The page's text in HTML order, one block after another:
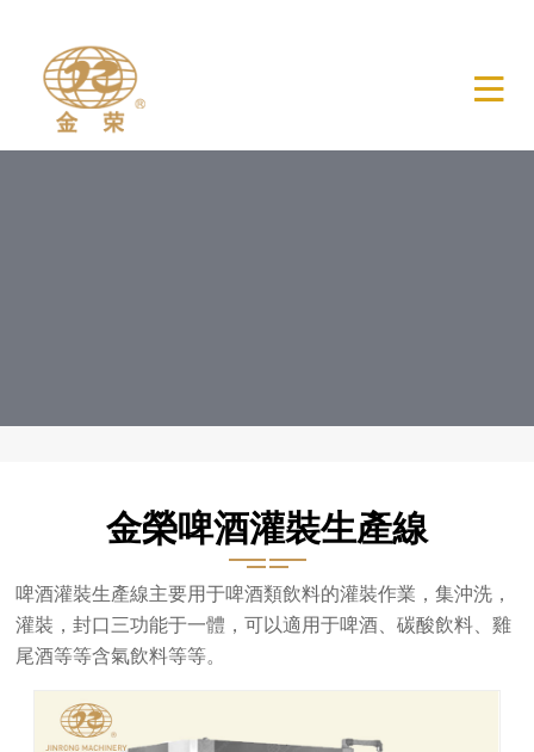
金榮啤酒灌裝生產線
啤酒灌裝生產線主要用于啤酒類飲料的灌裝作業，集沖洗，
灌裝，封口三功能于一體，可以適用于啤酒、碳酸飲料、雞
尾酒等等含氣飲料等等。